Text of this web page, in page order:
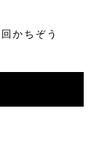
かちぞう